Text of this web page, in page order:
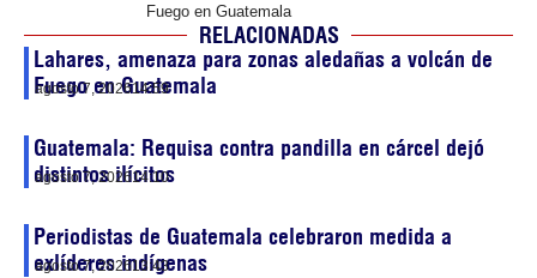
Fuego en Guatemala
RELACIONADAS
Lahares, amenaza para zonas aledañas a volcán de
Fuego en Guatemala
agosto 7, 202614:59
Guatemala: Requisa contra pandilla en cárcel dejó
distintos ilícitos
agosto 7, 202614:10
Periodistas de Guatemala celebraron medida a
exlíderes indígenas
agosto 7, 202613:43